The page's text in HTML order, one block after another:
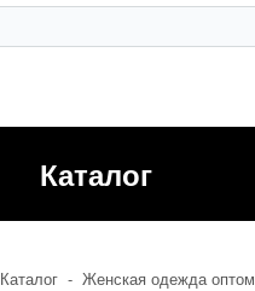
Каталог
Каталог - Женская одежда оптом